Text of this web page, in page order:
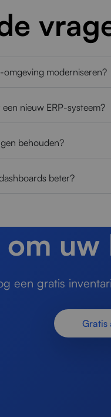
omgeving moderniseren?
nieuw ERP-systeem?
behouden?
beter?
om uw
een gratis
Gratis